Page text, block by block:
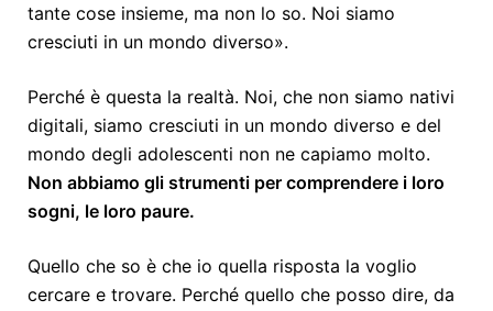
tante cose insieme, ma non lo so. Noi siamo
cresciuti in un mondo diverso».
Perché è questa la realtà. Noi, che non siamo nativi
digitali, siamo cresciuti in un mondo diverso e del
mondo degli adolescenti non ne capiamo molto.
Non abbiamo gli strumenti per comprendere i loro
sogni, le loro paure.
Quello che so è che io quella risposta la voglio
cercare e trovare. Perché quello che posso dire, da